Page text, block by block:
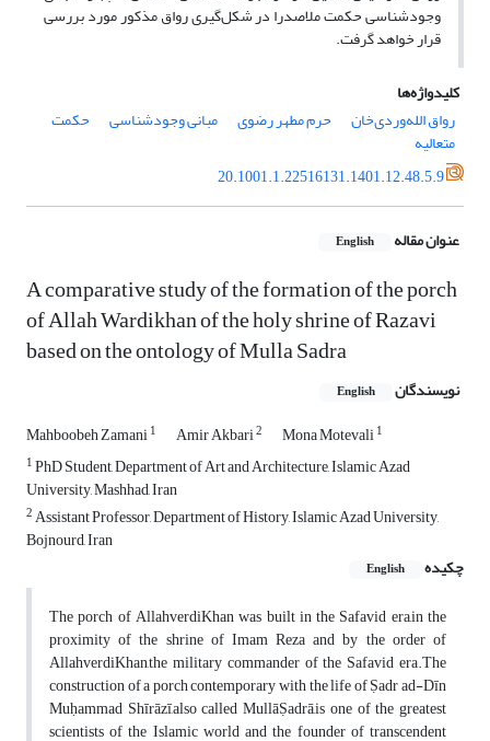
وجودشناسی حکمت ملاصدرا در شکل‌گیری رواق مذکور مورد بررسی
قرار خواهد گرفت.
کلیدواژه‌ها
رواق الله‌وردی‌خان
حرم مطهر رضوی مبانی وجودشناسی حکمت
متعالیه
20.1001.1.22516131.1401.12.48.5.9
عنوان مقاله English
A comparative study of the formation of the porch
of Allah Wardikhan of the holy shrine of Razavi
based on the ontology of Mulla Sadra
نویسندگان English
Mahboobeh Zamani1 Amir Akbari2 Mona Motevali1
1PhD Student, Department of Art and Architecture, Islamic Azad
University, Mashhad, Iran
2Assistant Professor, Department of History, Islamic Azad University,
Bojnourd, Iran
چکیده
English
The porch of AllahverdiKhan was built in the Safavid era,in the
proximity of the shrine of Imam Reza and by the order of
AllahverdiKhan,the military commander of the Safavid era.The
construction of a porch contemporary with the life of Ṣadr ad-Dīn
Muḥammad Shīrāzī,also called MullāṢadrā,is one of the greatest
scientists of the Islamic world and the founder of transcendent